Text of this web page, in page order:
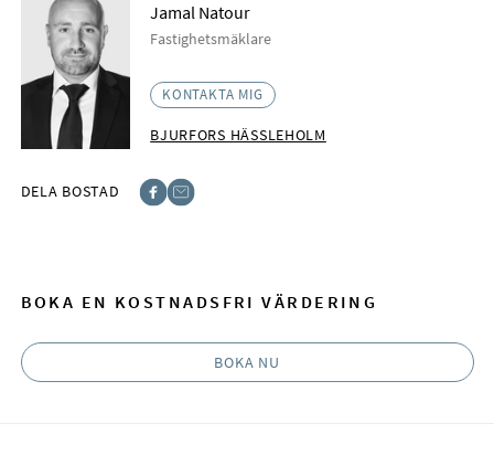
Jamal Natour
Fastighetsmäklare
KONTAKTA MIG
BJURFORS HÄSSLEHOLM
DELA BOSTAD
BOKA EN KOSTNADSFRI VÄRDERING
BOKA NU